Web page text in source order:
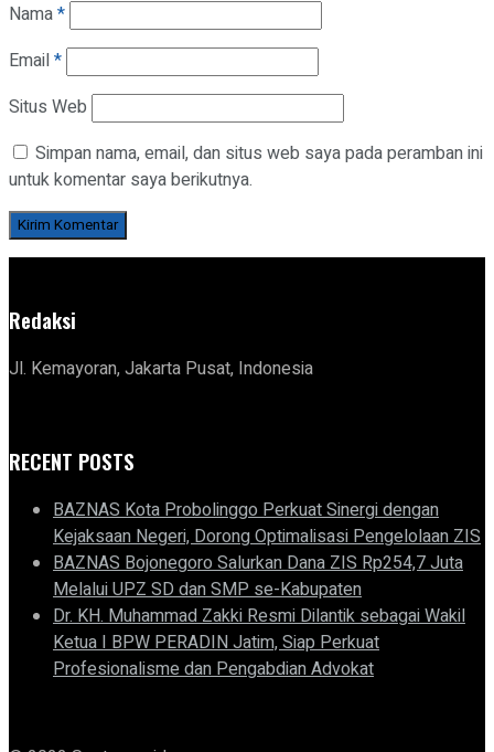
Nama*
Email*
Situs Web
Simpan nama, email, dan situs web saya pada peramban ini
untuk komentar saya berikutnya.
Redaksi
Jl. Kemayoran, Jakarta Pusat, Indonesia
RECENT POSTS
BAZNAS Kota Probolinggo Perkuat Sinergi dengan
Kejaksaan Negeri, Dorong Optimalisasi Pengelolaan ZIS
BAZNAS Bojonegoro Salurkan Dana ZIS Rp254,7 Juta
Melalui UPZ SD dan SMP se-Kabupaten
Dr. KH. Muhammad Zakki Resmi Dilantik sebagai Wakil
Ketua I BPW PERADIN Jatim, Siap Perkuat
Profesionalisme dan Pengabdian Advokat